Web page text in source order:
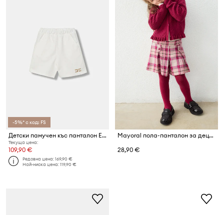
-5%* с код: FS
Детски памучен къс панталон Elisabetta Franchi
Текуща цена:
109,90 €
Редовна цена:169,90 €
Най-ниска цена:119,90 €
Mayoral пола-панталон за деца с памук
28,90 €